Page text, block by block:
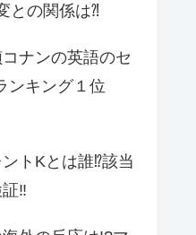
との関係は⁈
ナンの英語のセ
ンキング１位
トKとは誰⁉︎該当
‼︎